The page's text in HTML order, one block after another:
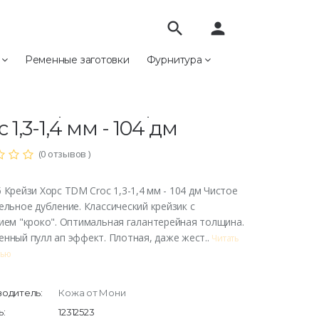
Ременные заготовки Фурнитура
search person
1,3-1,4 мм - 104 дм
(0 отзывов )
Хорс TDM Croc 1,3-1,4 мм - 104 дм Чистое
дубление. Классический крейзик с
"кроко". Оптимальная галантерейная толщина.
пулл ап эффект. Плотная, даже жест.. Читать
Кожа от Мони
12312523